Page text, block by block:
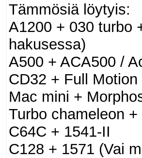
Tämmösiä löytyis:
A1200 + 030 turbo
hakusessa)
A500 + ACA500 /
CD32 + Full
Mac mini +
Turbo chameleon
C64C + 1541-II
C128 + 1571 (Vai